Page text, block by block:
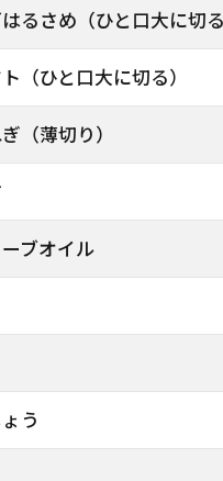
るさめ（ひと口大に切る
（ひと口大に切る）
（薄切り）
ブオイル
う